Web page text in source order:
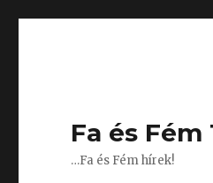
Fa és
…Fa és Fém hírek!